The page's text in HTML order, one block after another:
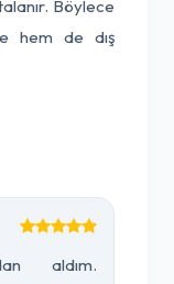
Böylece
hem de dış
aldım.